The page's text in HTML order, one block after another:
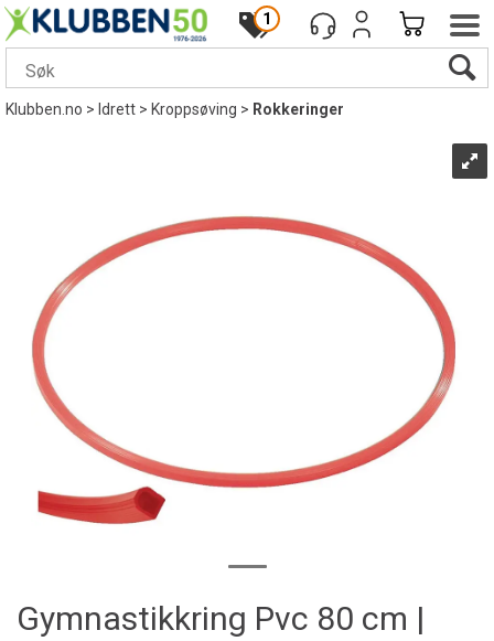
1
Klubben.no> Idrett>Kroppsøving> Rokkeringer
Gymnastikkring Pvc 80 cm |